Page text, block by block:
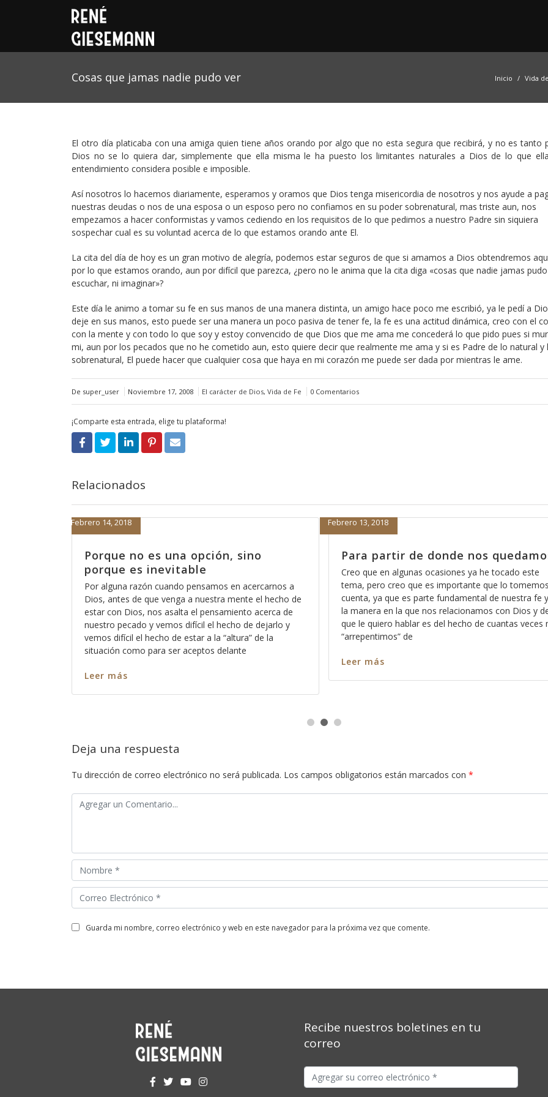
Cosas que jamas nadie pudo ver Inicio Vida
El otro día platicaba con una amiga quien tiene años orando por algo que no esta segura que recibirá, y no es tanto
Dios no se lo quiera dar, simplemente que ella misma le ha puesto los limitantes naturales a Dios de lo que
entendimiento considera posible e imposible.
Así nosotros lo hacemos diariamente, esperamos y oramos que Dios tenga misericordia de nosotros y nos ayude a
nuestras deudas o nos de una esposa o un esposo pero no confiamos en su poder sobrenatural, mas triste aun, nos
empezamos a hacer conformistas y vamos cediendo en los requisitos de lo que pedimos a nuestro Padre sin siquiera
sospechar cual es su voluntad acerca de lo que estamos orando ante El.
La cita del día de hoy es un gran motivo de alegría, podemos estar seguros de que si amamos a Dios obtendremos
por lo que estamos orando, aun por difícil que parezca, ¿pero no le anima que la cita diga «cosas que nadie jamas
escuchar, ni imaginar»?
Este día le animo a tomar su fe en sus manos de una manera distinta, un amigo hace poco me escribió, ya le pedí a
deje en sus manos, esto puede ser una manera un poco pasiva de tener fe, la fe es una actitud dinámica, creo con el
con la mente y con todo lo que soy y estoy convencido de que Dios que me ama me concederá lo que pido pues si
mi, aun por los pecados que no he cometido aun, esto quiere decir que realmente me ama y si es Padre de lo natural y
sobrenatural, El puede hacer que cualquier cosa que haya en mi corazón me puede ser dada por mientras le ame.
De super_user Noviembre 17, 2008 El carácter de Dios, Vida de Fe 0 Comentarios
¡Comparte esta entrada, elige tu plataforma!
Relacionados
Porque no es una opción, sino
porque es inevitable
Febrero 14, 2018
Por alguna razón cuando pensamos en acercarnos a
Dios, antes de que venga a nuestra mente el hecho de
estar con Dios, nos asalta el pensamiento acerca de
nuestro pecado y vemos difícil el hecho de dejarlo y
vemos difícil el hecho de estar a la “altura” de la
situación como para ser aceptos delante
Leer más
Para partir de donde nos
Febrero 13, 2018
Creo que en algunas ocasiones ya he tocado este
tema, pero creo que es importante que lo
cuenta, ya que es parte fundamental de nuestra fe
la manera en la que nos relacionamos con Dios y
que le quiero hablar es del hecho de cuantas veces
“arrepentimos” de
Leer más
Deja una respuesta
Tu dirección de correo electrónico no será publicada. Los campos obligatorios están marcados con *
guarda mi nombre, correo electrónico y web en este navegador para la próxima vez que comente.
Recibe nuestros boletines en tu
correo